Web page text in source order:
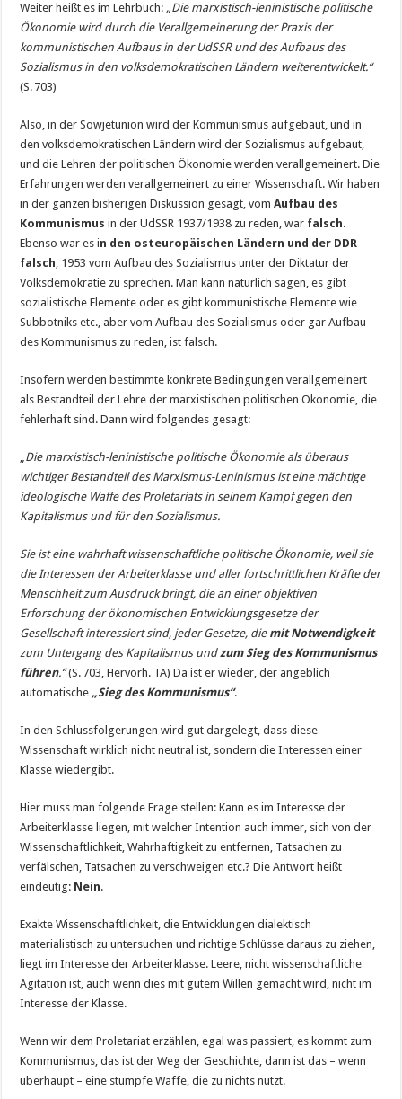
Weiter heißt es im Lehrbuch: „Die marxistisch-leninistische politische
Ökonomie wird durch die Verallgemeinerung der Praxis der
kommunistischen Aufbaus in der UdSSR und des Aufbaus des
Sozialismus in den volksdemokratischen Ländern weiterentwickelt.“
(S. 703)
Also, in der Sowjetunion wird der Kommunismus aufgebaut, und in
den volksdemokratischen Ländern wird der Sozialismus aufgebaut,
und die Lehren der politischen Ökonomie werden verallgemeinert. Die
Erfahrungen werden verallgemeinert zu einer Wissenschaft. Wir haben
in der ganzen bisherigen Diskussion gesagt, vomAufbau des
Kommunismus in der UdSSR 1937/1938 zu reden, war falsch.
Ebenso war es in den osteuropäischen Ländern und der DDR
falsch, 1953 vom Aufbau des Sozialismus unter der Diktatur der
Volksdemokratie zu sprechen. Man kann natürlich sagen, es gibt
sozialistische Elemente oder es gibt kommunistische Elemente wie
Subbotniks etc., aber vom Aufbau des Sozialismus oder gar Aufbau
des Kommunismus zu reden, ist falsch.
Insofern werden bestimmte konkrete Bedingungen verallgemeinert
als Bestandteil der Lehre der marxistischen politischen Ökonomie, die
fehlerhaft sind. Dann wird folgendes gesagt:
„Die marxistisch-leninistische politische Ökonomie als überaus
wichtiger Bestandteil des Marxismus-Leninismus ist eine mächtige
ideologische Waffe des Proletariats in seinem Kampf gegen den
Kapitalismus und für den Sozialismus.
Sie ist eine wahrhaft wissenschaftliche politische Ökonomie, weil sie
die Interessen der Arbeiterklasse und aller fortschrittlichen Kräfte der
Menschheit zum Ausdruck bringt, die an einer objektiven
Erforschung der ökonomischen Entwicklungsgesetze der
Gesellschaft interessiert sind, jeder Gesetze, die mit Notwendigkeit
zum Untergang des Kapitalismus undzum Sieg des Kommunismus
führen.“(S. 703, Hervorh. TA) Da ist er wieder, der angeblich
automatische „Sieg des Kommunismus“.
In den Schlussfolgerungen wird gut dargelegt, dass diese
Wissenschaft wirklich nicht neutral ist, sondern die Interessen einer
Klasse wiedergibt.
Hier muss man folgende Frage stellen: Kann es im Interesse der
Arbeiterklasse liegen, mit welcher Intention auch immer, sich von der
Wissenschaftlichkeit, Wahrhaftigkeit zu entfernen, Tatsachen zu
verfälschen, Tatsachen zu verschweigen etc.? Die Antwort heißt
eindeutig: Nein.
Exakte Wissenschaftlichkeit, die Entwicklungen dialektisch
materialistisch zu untersuchen und richtige Schlüsse daraus zu ziehen,
liegt im Interesse der Arbeiterklasse. Leere, nicht wissenschaftliche
Agitation ist, auch wenn dies mit gutem Willen gemacht wird, nicht im
Interesse der Klasse.
Wenn wir dem Proletariat erzählen, egal was passiert, es kommt zum
Kommunismus, das ist der Weg der Geschichte, dann ist das – wenn
überhaupt – eine stumpfe Waffe, die zu nichts nutzt.